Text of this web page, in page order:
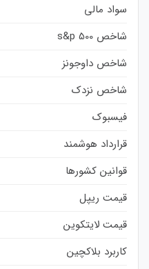
سواد مالی
شاخص s&p 500
شاخص داوجونز
شاخص نزدک
فیسبوک
قرارداد هوشمند
قوانین کشورها
قیمت ریپل
قیمت لایتکوین
کاربرد بلاکچین